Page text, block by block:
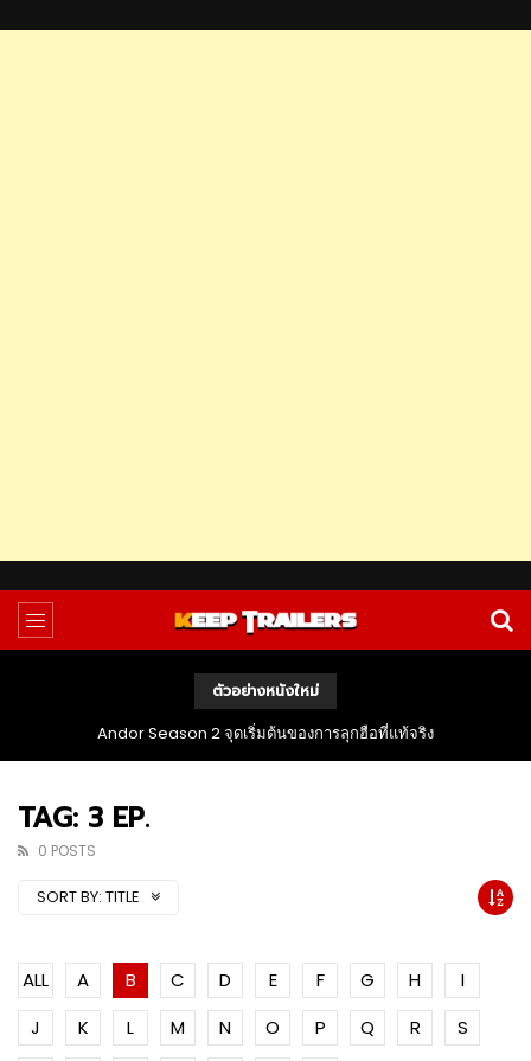
ตัวอย่างหนังใหม่
The Bondsman นักล่าปีศาจ กับหนี้บาปจากนรก
TAG: 3 EP.
0 POSTS
SORT BY: TITLE
ALL A B C D E F G H
I
J
K L M N O P Q R
S